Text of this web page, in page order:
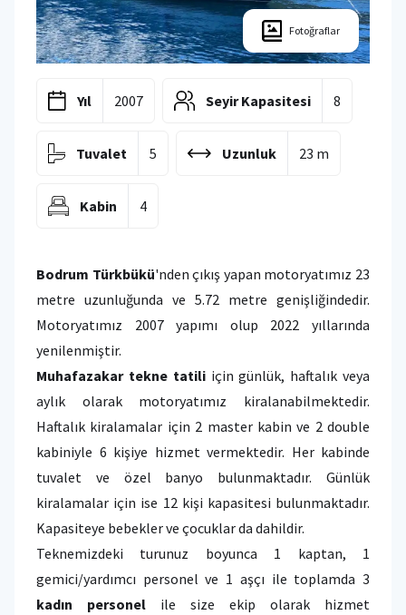
Fotoğraflar
Yıl 2007 Seyir Kapasitesi 8
Tuvalet 5 Uzunluk 23 m
Kabin 4
Bodrum Türkbükü'nden çıkış yapan motoryatımız 23
metre uzunluğunda ve 5.72 metre genişliğindedir.
Motoryatımız 2007 yapımı olup 2022 yıllarında
yenilenmiştir.
Muhafazakar tekne tatiliiçin günlük, haftalık veya
aylık olarak motoryatımız kiralanabilmektedir.
Haftalık kiralamalar için 2 master kabin ve 2 double
kabiniyle 6 kişiye hizmet vermektedir. Her kabinde
tuvalet ve özel banyo bulunmaktadır. Günlük
kiralamalar için ise 12 kişi kapasitesi bulunmaktadır.
Kapasiteye bebekler ve çocuklar da dahildir.
Teknemizdeki turunuz boyunca 1 kaptan, 1
gemici/yardımcı personel ve 1 aşçı ile toplamda 3
kadın
personel ile size ekip olarak hizmet